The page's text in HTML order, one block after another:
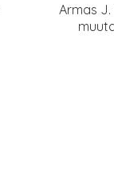
Armas J.